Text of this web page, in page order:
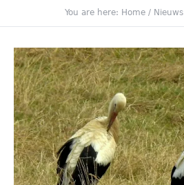
You are here: Home / Nieuws